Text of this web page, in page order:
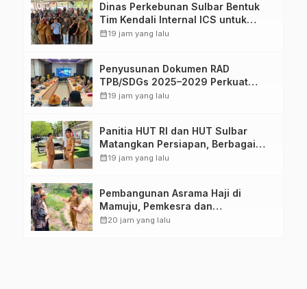
Dinas Perkebunan Sulbar Bentuk
Tim Kendali Internal ICS untuk
Dukung Sertifikasi ISPO Pekebun di
calendar_month19 jam yang lalu
Penyusunan Dokumen RAD
TPB/SDGs 2025–2029 Perkuat
Arah Pembangunan Berkelanjutan
calendar_month19 jam yang lalu
Panitia HUT RI dan HUT Sulbar
Matangkan Persiapan, Berbagai
Lomba Akan Dilaksanakan Pemprov
calendar_month19 jam yang lalu
Pembangunan Asrama Haji di
Mamuju, Pemkesra dan
Kementerian Haji Sulbar Tinjau
calendar_month20 jam yang lalu